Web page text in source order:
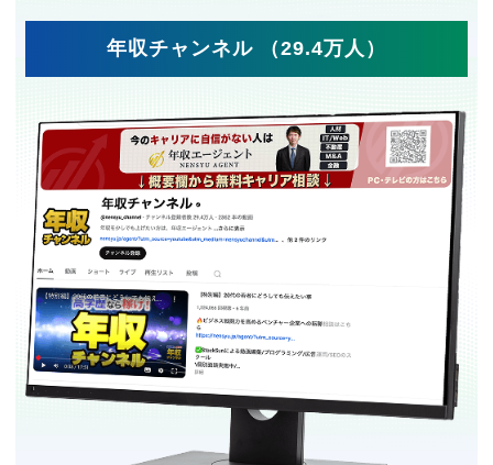
年収チャンネル （29.4万人）